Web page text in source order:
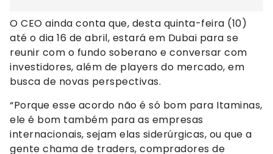
O CEO ainda conta que, desta quinta-feira (10)
até o dia 16 de abril, estará em Dubai para se
reunir com o fundo soberano e conversar com
investidores, além de players do mercado, em
busca de novas perspectivas.
“Porque esse acordo não é só bom para Itaminas,
ele é bom também para as empresas
internacionais, sejam elas siderúrgicas, ou que a
gente chama de traders, compradores de